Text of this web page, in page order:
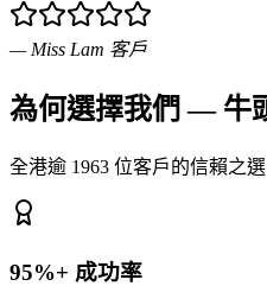
— Miss Lam 客戶
為何選擇我們 — 牛
全港逾 1963 位客戶的信賴之
95%+ 成功率